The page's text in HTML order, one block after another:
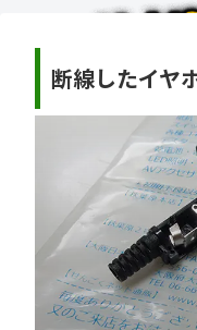
断線したイヤ